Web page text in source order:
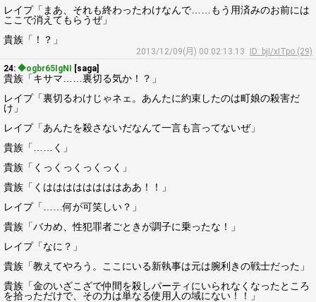
レイプ「まあ、それも終わったわけなんで……もう用済みのお前には
ここで消えてもらうぜ」
貴族「！？」
2013/12/09(月) 00:02:13.13
ID: bjI/xITpo (29)
24: ◆ogbr65IgNI [saga]
貴族「キサマ……裏切る気か！？」
レイプ「裏切るわけじゃネェ。あんたに約束したのは町娘の殺害だ
け」
レイプ「あんたを殺さないだなんて一言も言ってないぜ」
貴族「……く」
貴族「くっくっくっくっく」
貴族「くははははははははああ！！」
レイプ「……何が可笑しい？」
貴族「バカめ、性犯罪者ごときが調子に乗ったな！」
レイプ「なに？」
貴族「教えてやろう。ここにいる新執事は元は腕利きの戦士だった」
貴族「金のいざこざで仲間を殺しパーティにいられなくなったところ
を拾っただけで、その力は単なる使用人の域にない！！」